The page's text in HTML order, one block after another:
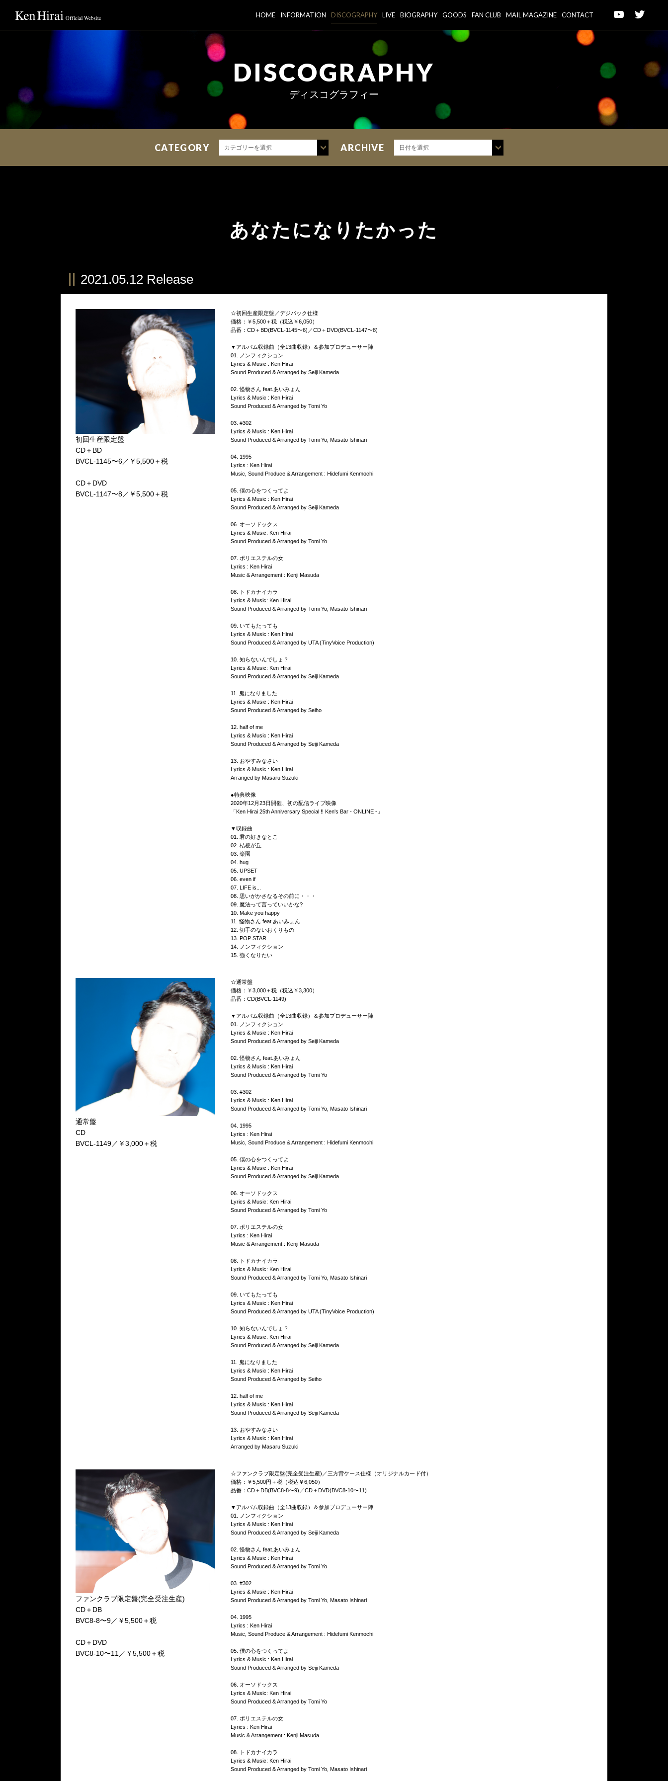
HOME INFORMATION DISCOGRAPHY LIVE BIOGRAPHY GOODS FAN CLUB MAIL MAGAZINE CONTACT
DISCOGRAPHY
ディスコグラフィー
CATEGORY カテゴリーを選択 ARCHIVE 日付を選択
あなたになりたかった
2021.05.12 Release
初回生産限定盤
CD＋BD
BVCL-1145〜6／￥5,500＋税
CD＋DVD
BVCL-1147〜8／￥5,500＋税
☆初回生産限定盤／デジパック仕様
価格：￥5,500＋税（税込￥6,050）
品番：CD＋BD(BVCL-1145〜6)／CD＋DVD(BVCL-1147〜8)
▼アルバム収録曲（全13曲収録）＆参加プロデューサー陣
01. ノンフィクション
Lyrics & Music : Ken Hirai
Sound Produced & Arranged by Seiji Kameda
02. 怪物さん feat.あいみょん
Lyrics & Music : Ken Hirai
Sound Produced & Arranged by Tomi Yo
03. #302
Lyrics & Music : Ken Hirai
Sound Produced & Arranged by Tomi Yo, Masato Ishinari
04. 1995
Lyrics : Ken Hirai
Music, Sound Produce & Arrangement : Hidefumi Kenmochi
05. 僕の心をつくってよ
Lyrics & Music : Ken Hirai
Sound Produced & Arranged by Seiji Kameda
06. オーソドックス
Lyrics & Music: Ken Hirai
Sound Produced & Arranged by Tomi Yo
07. ポリエステルの女
Lyrics : Ken Hirai
Music & Arrangement : Kenji Masuda
08. トドカナイカラ
Lyrics & Music: Ken Hirai
Sound Produced & Arranged by Tomi Yo, Masato Ishinari
09. いてもたっても
Lyrics & Music : Ken Hirai
Sound Produced & Arranged by UTA (TinyVoice Production)
10. 知らないんでしょ？
Lyrics & Music: Ken Hirai
Sound Produced & Arranged by Seiji Kameda
11. 鬼になりました
Lyrics & Music : Ken Hirai
Sound Produced & Arranged by Seiho
12. half of me
Lyrics & Music : Ken Hirai
Sound Produced & Arranged by Seiji Kameda
13. おやすみなさい
Lyrics & Music : Ken Hirai
Arranged by Masaru Suzuki
●特典映像
2020年12月23日開催、初の配信ライブ映像
「Ken Hirai 25th Anniversary Special !! Ken's Bar - ONLINE -」
▼収録曲
01. 君の好きなとこ
02. 桔梗が丘
03. 楽園
04. hug
05. UPSET
06. even if
07. LIFE is...
08. 思いがかさなるその前に・・・
09. 魔法って言っていいかな?
10. Make you happy
11. 怪物さん feat.あいみょん
12. 切手のないおくりもの
13. POP STAR
14. ノンフィクション
15. 強くなりたい
通常盤
CD
BVCL-1149／￥3,000＋税
☆通常盤
価格：￥3,000＋税（税込￥3,300）
品番：CD(BVCL-1149)
▼アルバム収録曲（全13曲収録）＆参加プロデューサー陣
01. ノンフィクション
Lyrics & Music : Ken Hirai
Sound Produced & Arranged by Seiji Kameda
02. 怪物さん feat.あいみょん
Lyrics & Music : Ken Hirai
Sound Produced & Arranged by Tomi Yo
03. #302
Lyrics & Music : Ken Hirai
Sound Produced & Arranged by Tomi Yo, Masato Ishinari
04. 1995
Lyrics : Ken Hirai
Music, Sound Produce & Arrangement : Hidefumi Kenmochi
05. 僕の心をつくってよ
Lyrics & Music : Ken Hirai
Sound Produced & Arranged by Seiji Kameda
06. オーソドックス
Lyrics & Music: Ken Hirai
Sound Produced & Arranged by Tomi Yo
07. ポリエステルの女
Lyrics : Ken Hirai
Music & Arrangement : Kenji Masuda
08. トドカナイカラ
Lyrics & Music: Ken Hirai
Sound Produced & Arranged by Tomi Yo, Masato Ishinari
09. いてもたっても
Lyrics & Music : Ken Hirai
Sound Produced & Arranged by UTA (TinyVoice Production)
10. 知らないんでしょ？
Lyrics & Music: Ken Hirai
Sound Produced & Arranged by Seiji Kameda
11. 鬼になりました
Lyrics & Music : Ken Hirai
Sound Produced & Arranged by Seiho
12. half of me
Lyrics & Music : Ken Hirai
Sound Produced & Arranged by Seiji Kameda
13. おやすみなさい
Lyrics & Music : Ken Hirai
Arranged by Masaru Suzuki
ファンクラブ限定盤(完全受注生産)
CD＋DB
BVC8-8〜9／￥5,500＋税
CD＋DVD
BVC8-10〜11／￥5,500＋税
☆ファンクラブ限定盤(完全受注生産)／三方背ケース仕様（オリジナルカード付）
価格：￥5,500円＋税（税込￥6,050）
品番：CD＋DB(BVC8-8〜9)／CD＋DVD(BVC8-10〜11)
▼アルバム収録曲（全13曲収録）＆参加プロデューサー陣
01. ノンフィクション
Lyrics & Music : Ken Hirai
Sound Produced & Arranged by Seiji Kameda
02. 怪物さん feat.あいみょん
Lyrics & Music : Ken Hirai
Sound Produced & Arranged by Tomi Yo
03. #302
Lyrics & Music : Ken Hirai
Sound Produced & Arranged by Tomi Yo, Masato Ishinari
04. 1995
Lyrics : Ken Hirai
Music, Sound Produce & Arrangement : Hidefumi Kenmochi
05. 僕の心をつくってよ
Lyrics & Music : Ken Hirai
Sound Produced & Arranged by Seiji Kameda
06. オーソドックス
Lyrics & Music: Ken Hirai
Sound Produced & Arranged by Tomi Yo
07. ポリエステルの女
Lyrics : Ken Hirai
Music & Arrangement : Kenji Masuda
08. トドカナイカラ
Lyrics & Music: Ken Hirai
Sound Produced & Arranged by Tomi Yo, Masato Ishinari